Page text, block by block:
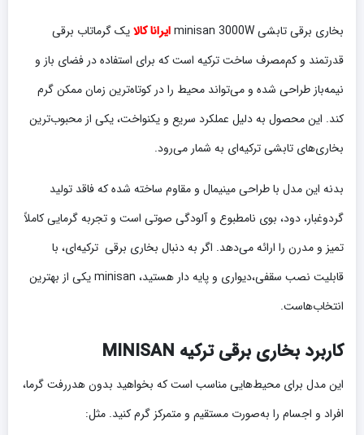
بخاری برقی تابشی minisan 3000W ایرانا کالایک گرماتاب برقی
قدرتمند و کم‌مصرف ساخت ترکیه است که برای استفاده در فضای باز و
نیمه‌باز طراحی شده و می‌تواند محیط را در کوتاه‌ترین زمان ممکن گرم
کند. این محصول به دلیل عملکرد سریع و یکنواخت، یکی از محبوب‌ترین
بخاری‌های تابشی ترکیه‌ای به شمار می‌رود.
بدنه این مدل با طراحی مینیمال و مقاوم ساخته شده که فاقد تولید
گردوغبار، دود، بوی نامطبوع و آلودگی صوتی است و تجربه گرمایی کاملاً
تمیز و مدرن را ارائه می‌دهد. اگر به دنبال بخاری برقی ترکیه‌ای، با
قابلیت نصب سقفی،دیواری و پایه دار هستید، minisan یکی از بهترین
انتخاب‌هاست.
کاربرد بخاری برقی ترکیه MINISAN
این مدل برای محیط‌هایی مناسب است که بخواهید بدون هدررفت گرما،
افراد و اجسام را به‌صورت مستقیم و متمرکز گرم کنید. مثل: